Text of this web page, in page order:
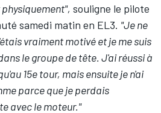
souligne le pilote
samedi matin en EL3. "Je ne
vraiment motivé et je me suis
le groupe de tête. J'ai réussi à
15e tour, mais ensuite je n'ai
parce que je perdais
avec le moteur."